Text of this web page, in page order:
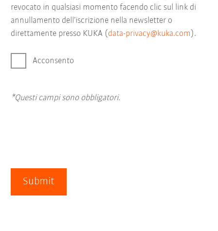
revocato in qualsiasi momento facendo clic sul link di
annullamento dell’iscrizione nella newsletter o
direttamente presso KUKA ( data-privacy@kuka.com ).
Acconsento
*Questi campi sono obbligatori.
Submit